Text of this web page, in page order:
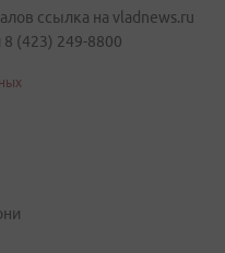
ссылка на vladnews.ru
(423) 249-8800